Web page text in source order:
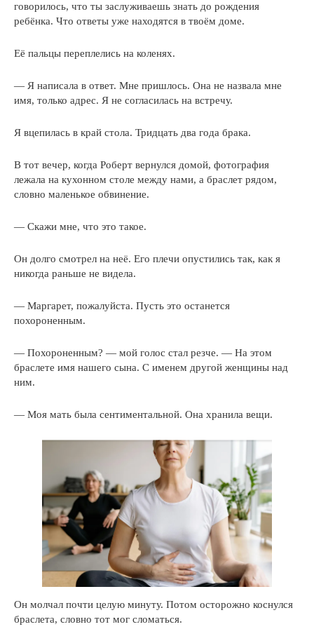
говорилось, что ты заслуживаешь знать до рождения
ребёнка. Что ответы уже находятся в твоём доме.
Её пальцы переплелись на коленях.
— Я написала в ответ. Мне пришлось. Она не назвала мне
имя, только адрес. Я не согласилась на встречу.
Я вцепилась в край стола. Тридцать два года брака.
В тот вечер, когда Роберт вернулся домой, фотография
лежала на кухонном столе между нами, а браслет рядом,
словно маленькое обвинение.
— Скажи мне, что это такое.
Он долго смотрел на неё. Его плечи опустились так, как я
никогда раньше не видела.
— Маргарет, пожалуйста. Пусть это останется
похороненным.
— Похороненным? — мой голос стал резче. — На этом
браслете имя нашего сына. С именем другой женщины над
ним.
— Моя мать была сентиментальной. Она хранила вещи.
Он молчал почти целую минуту. Потом осторожно коснулся
браслета, словно тот мог сломаться.